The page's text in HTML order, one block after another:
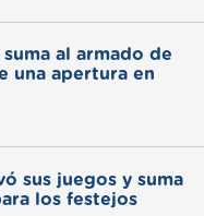
suma al armado de
una apertura en
sus juegos y suma
los festejos